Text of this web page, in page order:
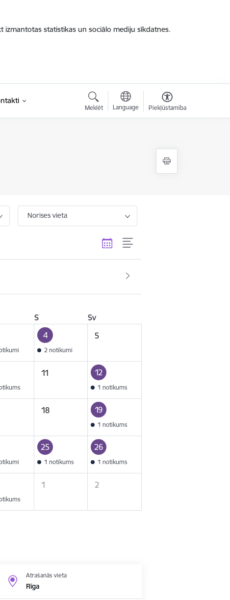
izmantotas statistikas un sociālo mediju sīkdatnes.
Meklēt Language Piekļūstamība
Norises vieta
S
Sv
4
2 notikumi
5
11 12
1 notikums
18 19
1 notikums
25
1 notikums
26
1 notikums
1 2
Atrašanās vieta
Rīga